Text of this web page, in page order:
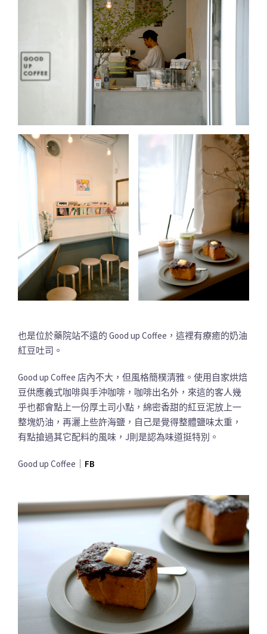
也是位於藥院站不遠的 Good up Coffee，這裡有療癒的奶油
紅豆吐司。
Good up Coffee 店內不大，但風格簡樸清雅。使用自家烘焙
豆供應義式咖啡與手沖咖啡，咖啡出名外，來這的客人幾
乎也都會點上一份厚土司小點，綿密香甜的紅豆泥放上一
整塊奶油，再灑上些許海鹽，自己是覺得整體鹽味太重，
有點搶過其它配料的風味，J則是認為味道挺特別。
Good up Coffee｜ FB